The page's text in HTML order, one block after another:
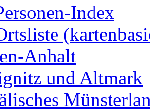
Index
Anhalt
und Altmark